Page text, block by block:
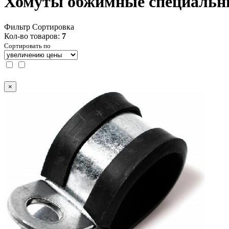
Фильтр Сортировка
Кол-во товаров: 7
Сортировать по
×